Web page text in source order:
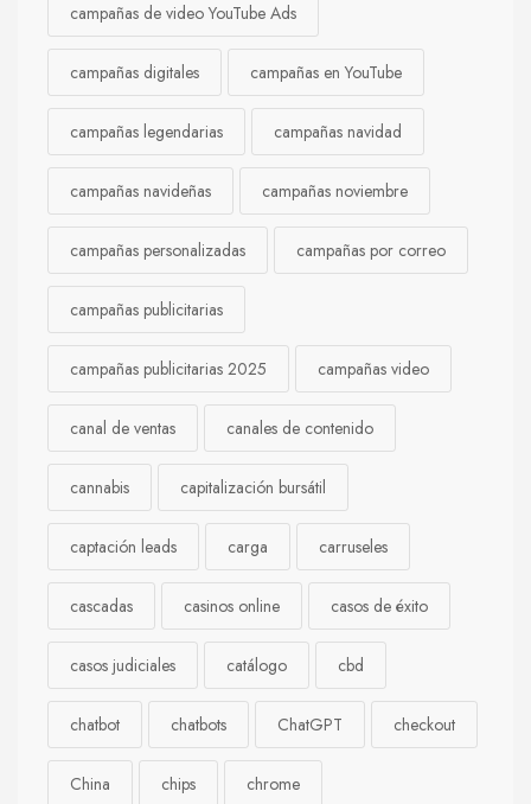
campañas de video YouTube Ads
campañas digitales campañas en YouTube
campañas legendarias campañas navidad
campañas navideñas campañas noviembre
campañas personalizadas campañas por correo
campañas publicitarias
campañas publicitarias 2025 campañas video
canal de ventas canales de contenido
cannabis capitalización bursátil
captación leads carga carruseles
cascadas casinos online casos de éxito
casos judiciales catálogo cbd
chatbot chatbots ChatGPT checkout
China chips chrome